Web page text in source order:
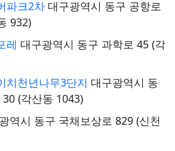
파크2차 대구광역시 동구 공항로
932)
레 대구광역시 동구 과학로 45 (각
치천년나무3단지 대구광역시 동
(각산동 1043)
역시 동구 국채보상로 829 (신천